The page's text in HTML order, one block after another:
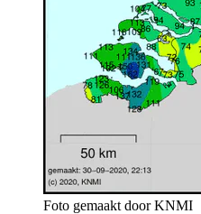
Foto gemaakt door KNMI